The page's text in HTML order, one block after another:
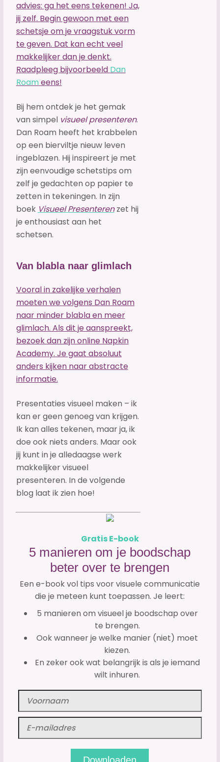
advies: ga het eens tekenen! Ja,
jij zelf. Begin gewoon met een
schetsje om je vraagstuk vorm
te geven. Dat kan echt veel
makkelijker dan je denkt.
Raadpleeg bijvoorbeeld Dan
Roameens!
Bij hem ontdek je het gemak
van simpel visueel presenteren.
Dan Roam heeft het krabbelen
op een bierviltje nieuw leven
ingeblazen. Hij inspireert je met
zijn eenvoudige schetstips om
zelf je gedachten op papier te
zetten in tekeningen. In zijn
boek Visueel Presenterenzet hij
je enthousiast aan het
schetsen.
Van blabla naar glimlach
Vooral in zakelijke verhalen
moeten we volgens Dan Roam
naar minder blabla en meer
glimlach. Als dit je aanspreekt,
bezoek dan zijn online Napkin
Academy. Je gaat absoluut
anders kijken naar abstracte
informatie.
Presentaties visueel maken – ik
kan er geen genoeg van krijgen.
Ik kan alles tekenen, maar ja, ik
doe ook niets anders. Maar ook
jij kunt in je alledaagse werk
makkelijker visueel
presenteren. In de volgende
blog laat ik zien hoe!
Gratis E-book
5 manieren om je boodschap
beter over te brengen
Een e-book vol tips voor visuele communicatie
die je meteen kunt toepassen. Je leert:
5 manieren om visueel je boodschap over
te brengen.
Ook wanneer je welke manier (niet) moet
kiezen.
En zeker ook wat belangrijk is als je iemand
wilt inhuren.